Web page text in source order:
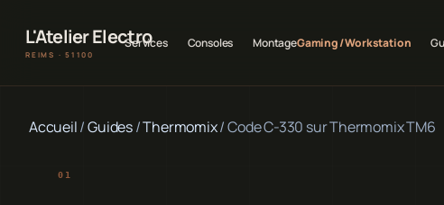
L'Atelier Electro
REIMS · 51100
Services Consoles MontageGaming / Workstation
Accueil/Guides/Thermomix/Code C-330 sur Thermomix TM6